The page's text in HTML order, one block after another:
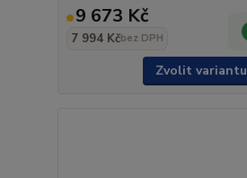
9 673 Kč
7 994 Kčbez DPH
Zvolit variantu